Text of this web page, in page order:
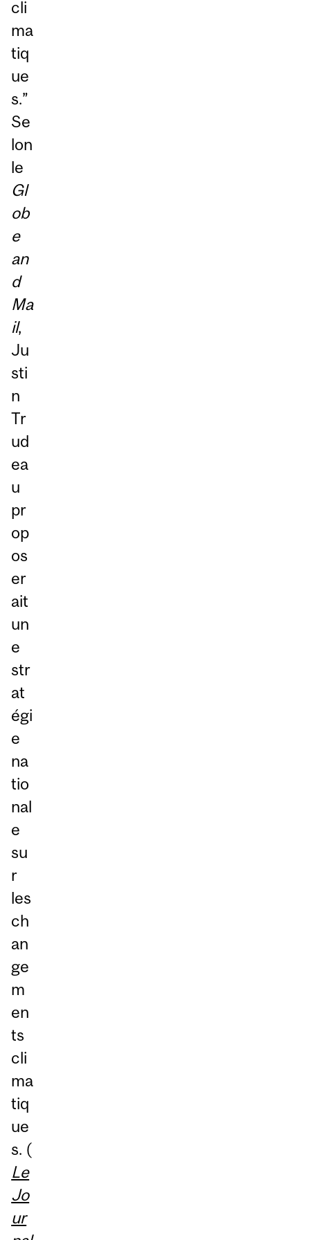
cli
ma
tiq
ue
s.”
Se
lon
le
Gl
ob
e
an
d
Ma
il,
Ju
sti
n
Tr
ud
ea
u
pr
op
os
er
ait
un
e
str
at
égi
e
na
tio
nal
e
su
r
les
ch
an
ge
m
en
ts
cli
ma
tiq
ue
s. (
Le
Jo
ur